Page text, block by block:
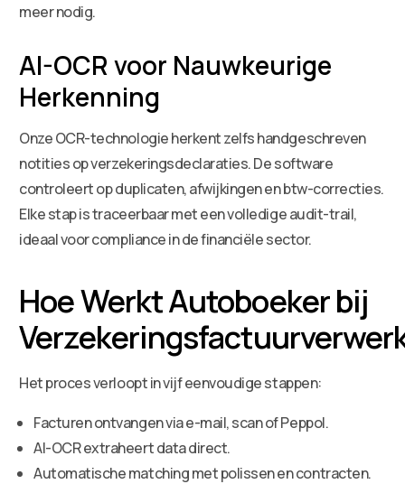
meer nodig.
AI-OCR voor Nauwkeurige
Herkenning
Onze OCR-technologie herkent zelfs handgeschreven
notities op verzekeringsdeclaraties. De software
controleert op duplicaten, afwijkingen en btw-correcties.
Elke stap is traceerbaar met een volledige audit-trail,
ideaal voor compliance in de financiële sector.
Hoe Werkt Autoboeker bij
Het proces verloopt in vijf eenvoudige stappen:
Facturen ontvangen via e-mail, scan of Peppol.
AI-OCR extraheert data direct.
Automatische matching met polissen en contracten.